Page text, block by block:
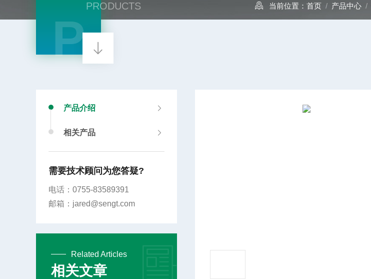
PRODUCTS
P
当前位置： 首页 / 产品中心 /
产品介绍
相关产品
需要技术顾问为您答疑?
电话：0755-83589391
邮箱：jared@sengt.com
Related Articles
相关文章